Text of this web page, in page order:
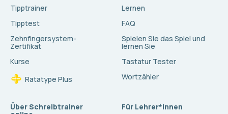
Tipptrainer
Tipptest
Zehnfingersystem-
Zertifikat
Kurse
Ratatype Plus
Lernen
FAQ
Spielen Sie das Spiel und
lernen Sie
Tastatur Tester
Wortzähler
Über Schreibtrainer Für Lehrer*innen